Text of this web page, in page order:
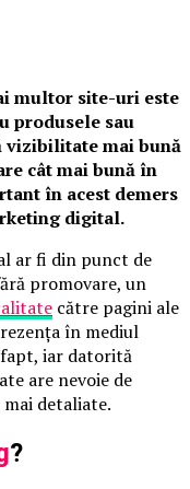
multor site-uri este
produsele sau
vizibilitate mai bună
cât mai bună în
în acest demers
digital.
ar fi din punct de
promovare, un
către pagini ale
în mediul
iar datorită
are nevoie de
detaliate.
?